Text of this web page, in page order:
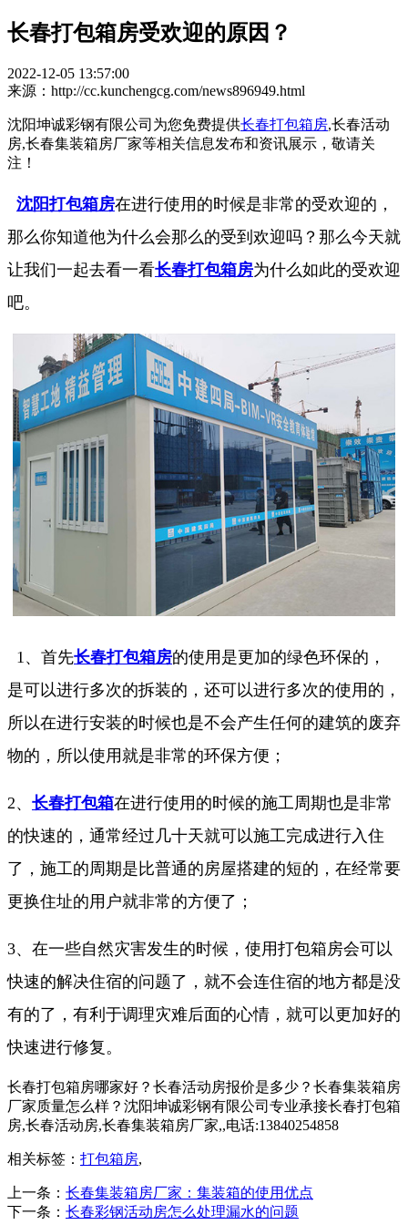
长春打包箱房受欢迎的原因？
2022-12-05 13:57:00
来源：http://cc.kunchengcg.com/news896949.html
沈阳坤诚彩钢有限公司为您免费提供长春打包箱房,长春活动
房,长春集装箱房厂家等相关信息发布和资讯展示，敬请关
注！
沈阳打包箱房在进行使用的时候是非常的受欢迎的，
那么你知道他为什么会那么的受到欢迎吗？那么今天就
让我们一起去看一看长春打包箱房为什么如此的受欢迎
吧。
1、首先长春打包箱房的使用是更加的绿色环保的，
是可以进行多次的拆装的，还可以进行多次的使用的，
所以在进行安装的时候也是不会产生任何的建筑的废弃
物的，所以使用就是非常的环保方便；
2、 长春打包箱在进行使用的时候的施工周期也是非常
的快速的，通常经过几十天就可以施工完成进行入住
了，施工的周期是比普通的房屋搭建的短的，在经常要
更换住址的用户就非常的方便了；
3、在一些自然灾害发生的时候，使用打包箱房会可以
快速的解决住宿的问题了，就不会连住宿的地方都是没
有的了，有利于调理灾难后面的心情，就可以更加好的
快速进行修复。
长春打包箱房哪家好？长春活动房报价是多少？长春集装箱房
厂家质量怎么样？沈阳坤诚彩钢有限公司专业承接长春打包箱
房,长春活动房,长春集装箱房厂家,,电话:13840254858
相关标签： 打包箱房,
上一条： 长春集装箱房厂家：集装箱的使用优点
下一条： 长春彩钢活动房怎么处理漏水的问题